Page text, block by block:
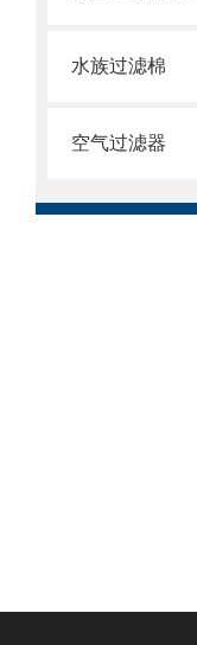
水族过滤棉
空气过滤器